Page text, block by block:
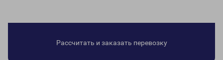
Рассчитать и заказать перевозку